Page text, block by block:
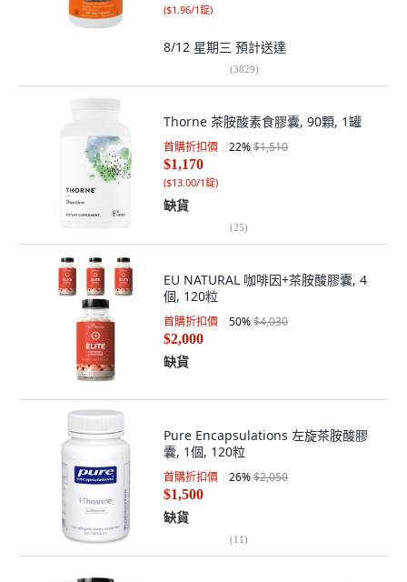
($1.96/1錠)
8/12 星期三 預計送達
(3829)
Thorne 茶胺酸素食膠囊, 90顆, 1罐
首購折扣價 22%$1,510
$1,170
($13.00/1錠)
缺貨
(25)
EU NATURAL 咖啡因+茶胺酸膠囊, 4
個, 120粒
首購折扣價 50%$4,030
$2,000
缺貨
Pure Encapsulations 左旋茶胺酸膠
囊, 1個, 120粒
首購折扣價 26%$2,050
$1,500
缺貨
(11)